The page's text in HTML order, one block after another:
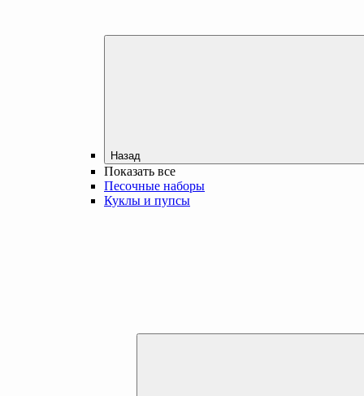
Назад
Показать все
Песочные наборы
Куклы и пупсы